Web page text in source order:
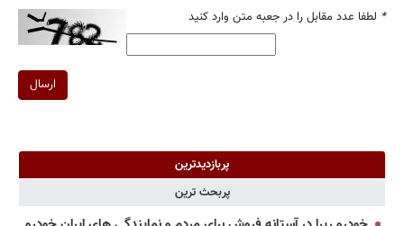
* لطفا عدد مقابل را در جعبه متن وارد کنید
ارسال
پربازدیدترین
پربحث ترین